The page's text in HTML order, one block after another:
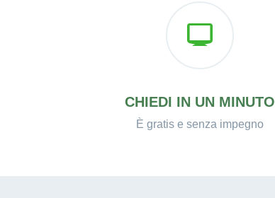
CHIEDI IN UN MINUTO
È gratis e senza impegno